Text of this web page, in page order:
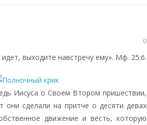
0
выходите навстречу ему». Мф. 25:6.
Иисуса о Своем Втором пришествии,
сделали на притче о десяти девах
движение и весть, которую